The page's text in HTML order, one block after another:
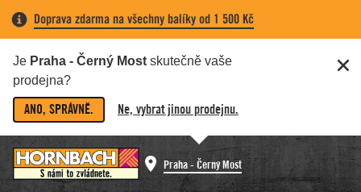
Doprava zdarma na všechny balíky od 1 500 Kč
Je Praha - Černý Most skutečně vaše
prodejna?
ANO, SPRÁVNĚ. Ne, vybrat jinou prodejnu.
Praha - Černý Most